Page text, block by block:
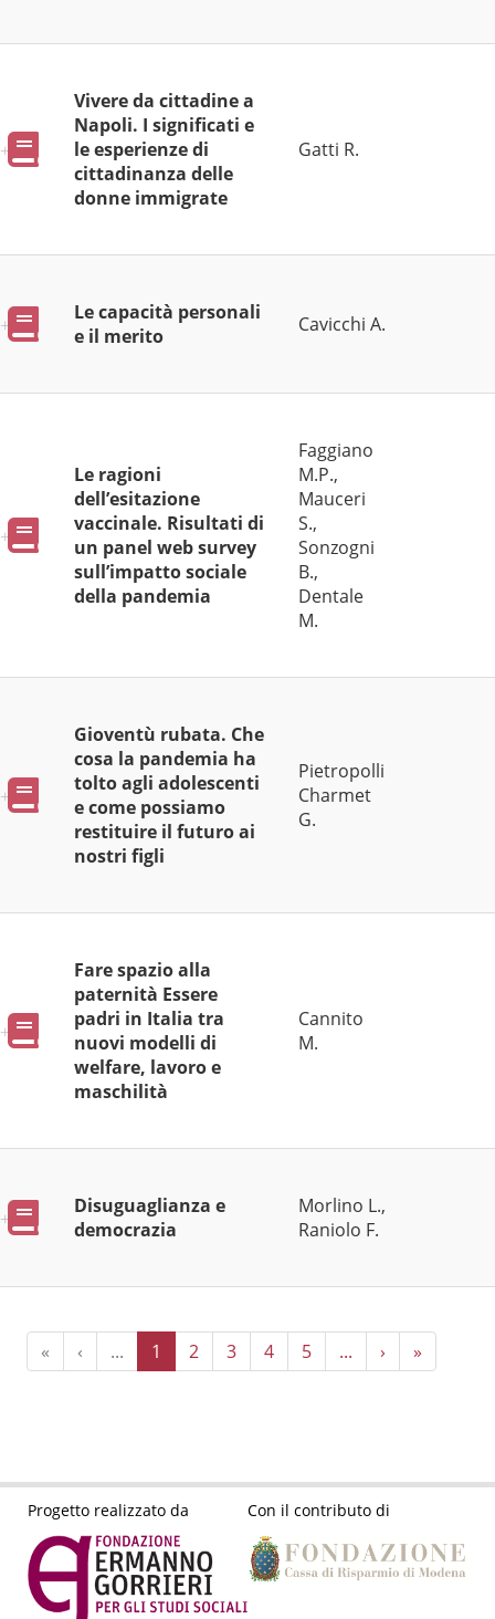
Pubblicazioni
Vivere da cittadine a
Napoli. I significati e
le esperienze di
cittadinanza delle
donne immigrate
Gatti R.
Pubblicazioni
Le capacità personali
e il merito
Cavicchi A.
Pubblicazioni
Le ragioni
dell’esitazione
vaccinale. Risultati di
un panel web survey
sull’impatto sociale
della pandemia
Faggiano
M.P.,
Mauceri
S.,
Sonzogni
B.,
Dentale
M.
Pubblicazioni
Gioventù rubata. Che
cosa la pandemia ha
tolto agli adolescenti
e come possiamo
restituire il futuro ai
nostri figli
Pietropolli
Charmet
G.
Pubblicazioni
Fare spazio alla
paternità Essere
padri in Italia tra
nuovi modelli di
welfare, lavoro e
maschilità
Cannito
M.
Pubblicazioni
Disuguaglianza e
democrazia
Morlino L.,
Raniolo F.
« ‹ ... 1 2 3 4 5 ... › »
Progetto realizzato da Con il contributo di